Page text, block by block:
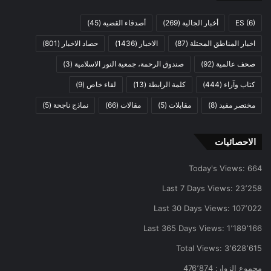
ES (6) أخبار الجالية (269) أصدقاء القضية (45)
اخبار المناطق المحتلة (87) الاخبار (1436) حصاد الاخبار (801)
صحف عالمية (92) صندوق الرحمة، جمعية النور الاسلامية (3)
كتاب وآراء (444) كلمة الرابطة (13) لقاء خاص (9)
مختصر مفيد (8) مقابلات (5) مقالات (66) نماذج ناجحة (5)
الاحصائيات
Today's Views: 664
Last 7 Days Views: 23٬258
Last 30 Days Views: 107٬022
Last 365 Days Views: 1٬189٬166
Total Views: 3٬628٬615
مجموع الزوار: 476٬874